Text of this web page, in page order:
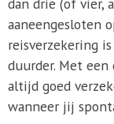
aaneengesloten
reisverzekering
duurder. Met
altijd goed
wanneer jij